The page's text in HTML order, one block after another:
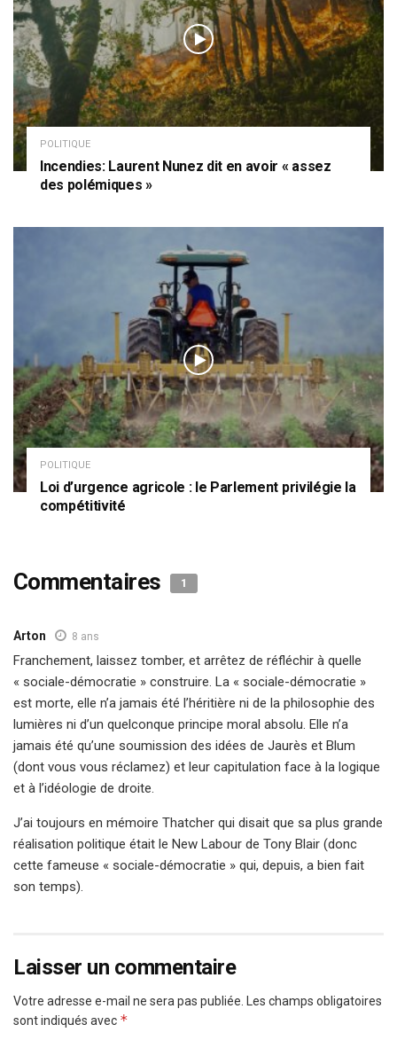
POLITIQUE
Incendies: Laurent Nunez dit en avoir « assez
des polémiques »
POLITIQUE
Loi d’urgence agricole : le Parlement privilégie la
compétitivité
Commentaires 1
Arton 8 ans
Franchement, laissez tomber, et arrêtez de réfléchir à quelle
« sociale-démocratie » construire. La « sociale-démocratie »
est morte, elle n’a jamais été l’héritière ni de la philosophie des
lumières ni d’un quelconque principe moral absolu. Elle n’a
jamais été qu’une soumission des idées de Jaurès et Blum
(dont vous vous réclamez) et leur capitulation face à la logique
et à l’idéologie de droite.
J’ai toujours en mémoire Thatcher qui disait que sa plus grande
réalisation politique était le New Labour de Tony Blair (donc
cette fameuse « sociale-démocratie » qui, depuis, a bien fait
son temps).
Laisser un commentaire
Votre adresse e-mail ne sera pas publiée. Les champs obligatoires
sont indiqués avec *